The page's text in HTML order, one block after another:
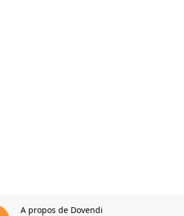
A propos de Dovendi